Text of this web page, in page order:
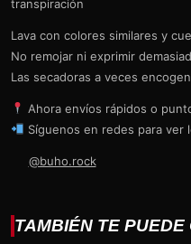
transpiración
Lava con colores similares y
No remojar ni exprimir
Las secadoras a veces
Ahora envíos rápidos o
Síguenos en redes para ver
@buho.rock
TAMBIÉN TE PUEDE